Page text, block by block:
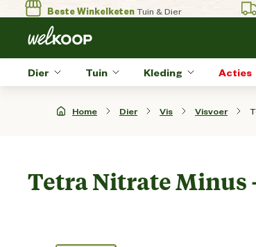
Beste WinkelketenTuin & Dier
Dier Tuin Kleding Acties
Home Dier Vis Visvoer
Tetra Nitrate